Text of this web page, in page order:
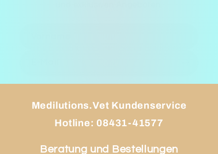
Medilutions.Vet Kundenservice
Hotline: 08431-41577
Beratung und Bestellungen